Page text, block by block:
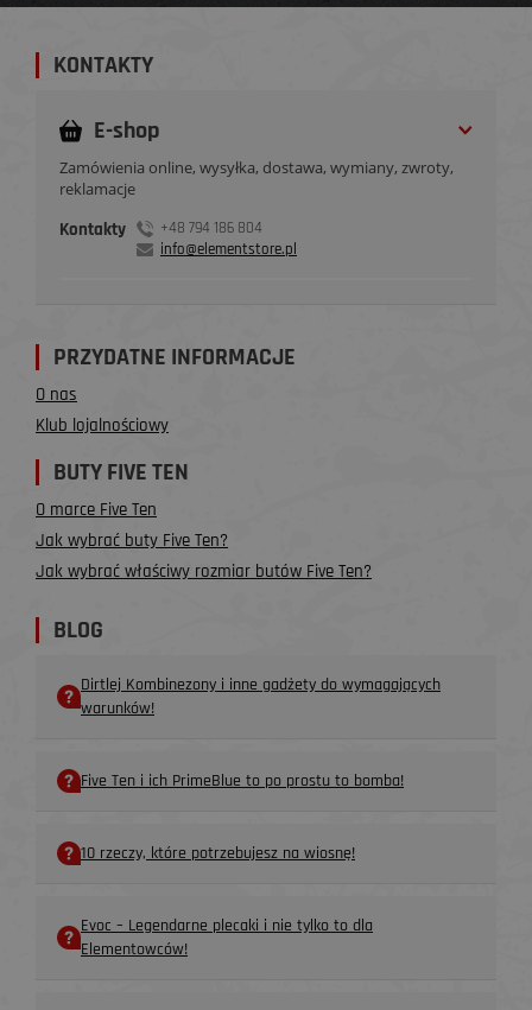
KONTAKTY
E-shop
Zamówienia online, wysyłka, dostawa, wymiany, zwroty,
reklamacje
Kontakty
+48 794 186 804
info@elementstore.pl
PRZYDATNE INFORMACJE
O nas
Klub lojalnościowy
BUTY FIVE TEN
O marce Five Ten
Jak wybrać buty Five Ten?
Jak wybrać właściwy rozmiar butów Five Ten?
BLOG
Dirtlej Kombinezony i inne gadżety do wymagających
warunków!
Five Ten i ich PrimeBlue to po prostu to bomba!
10 rzeczy, które potrzebujesz na wiosnę!
Evoc – Legendarne plecaki i nie tylko to dla
Elementowców!